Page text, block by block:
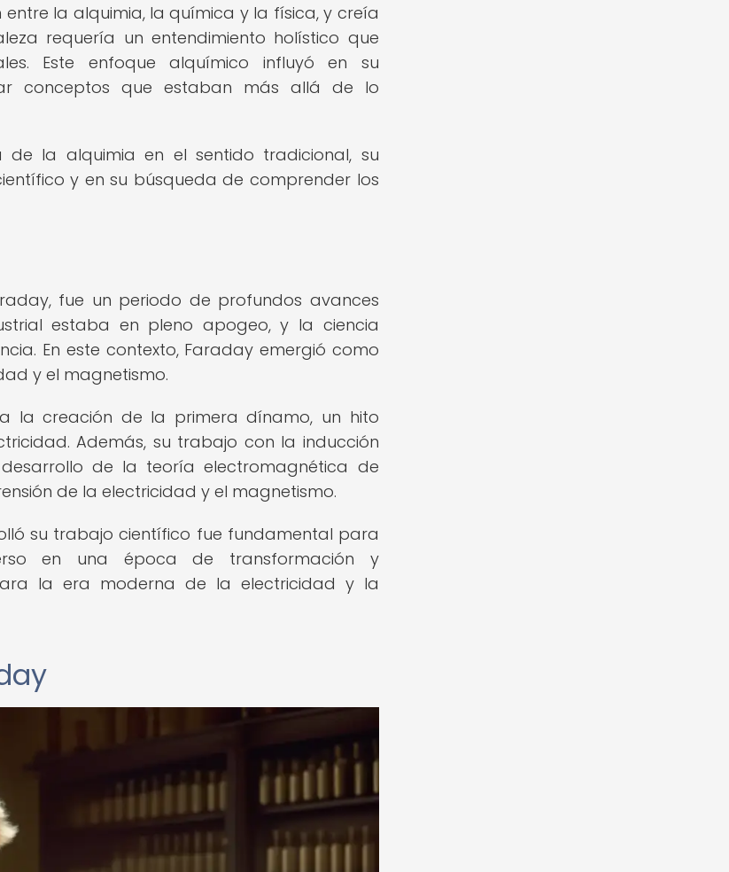
la alquimia, la química y la física, y creía
requería un entendimiento holístico que
Este enfoque alquímico influyó en su
conceptos que estaban más allá de lo
la alquimia en el sentido tradicional, su
y en su búsqueda de comprender los
fue un periodo de profundos avances
estaba en pleno apogeo, y la ciencia
En este contexto, Faraday emergió como
y el magnetismo.
la creación de la primera dínamo, un hito
Además, su trabajo con la inducción
de la teoría electromagnética de
de la electricidad y el magnetismo.
su trabajo científico fue fundamental para
en una época de transformación y
la era moderna de la electricidad y la